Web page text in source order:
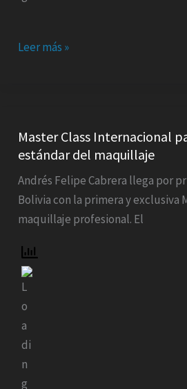
Leer más »
Master Class Internacional
estándar del maquillaje
Andrés Felipe Cabrera llega por
Bolivia con la primera y exclusiva
maquillaje profesional. El
Class
Internacional
para
elevar
del
maquillaje